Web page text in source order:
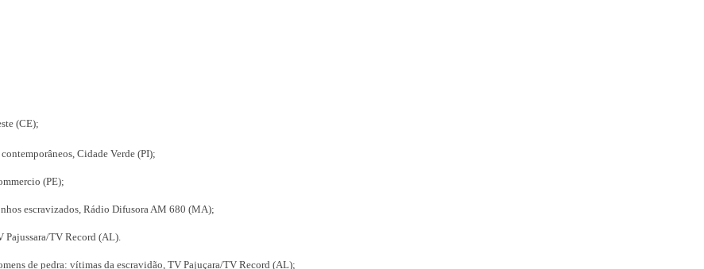
(CE);
Cidade Verde (PI);
(PE);
escravizados, Rádio Difusora AM 680 (MA);
Pajussara/TV Record (AL).
de pedra: vítimas da escravidão, TV Pajuçara/TV Record (AL);